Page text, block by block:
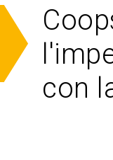
con